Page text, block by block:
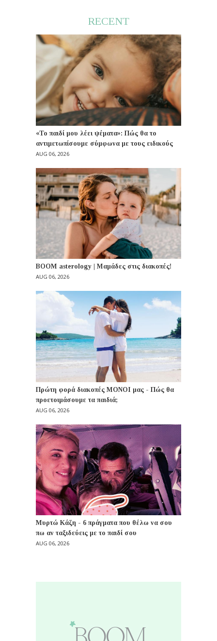
RECENT
«Το παιδί μου λέει ψέματα»: Πώς θα το
αντιμετωπίσουμε σύμφωνα με τους ειδικούς
AUG 06, 2026
BOOM asterology | Μαμάδες στις διακοπές!
AUG 06, 2026
Πρώτη φορά διακοπές ΜΟΝΟΙ μας - Πώς θα
προετοιμάσουμε τα παιδιά;
AUG 06, 2026
Μυρτώ Κάζη - 6 πράγματα που θέλω να σου
πω αν ταξιδεύεις με το παιδί σου
AUG 06, 2026